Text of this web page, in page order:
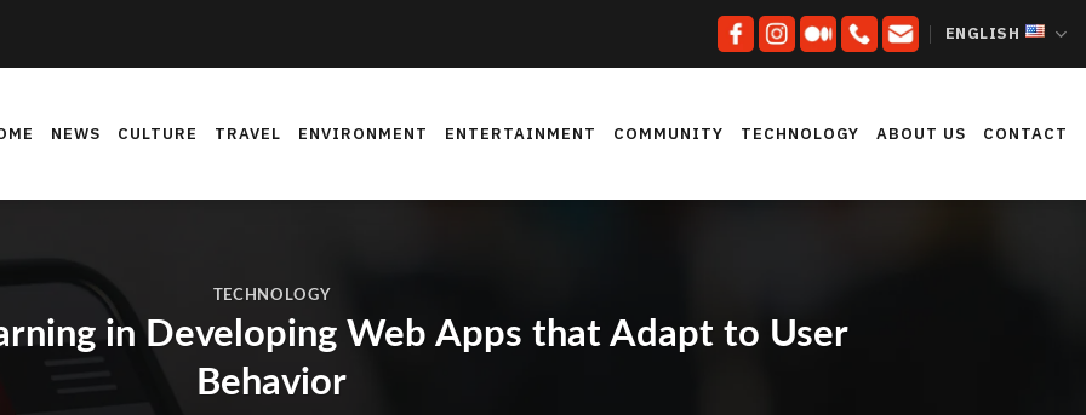
ENGLISH
NEWS CULTURE TRAVEL ENVIRONMENT ENTERTAINMENT COMMUNITY TECHNOLOGY ABOUT US CONTACT
TECHNOLOGY
in Developing Web Apps that Adapt to User
Behavior